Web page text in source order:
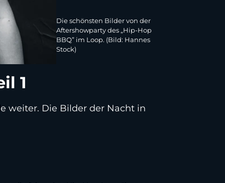
Die schönsten Bilder von der
Aftershowparty des „Hip-Hop
BBQ” im Loop. (Bild: Hannes
Stock)
1
weiter. Die Bilder der Nacht in